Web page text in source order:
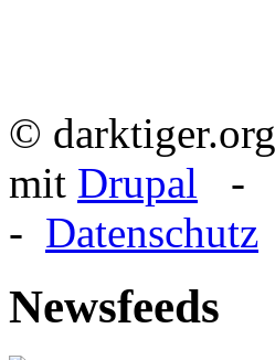
© darktiger.org
mit Drupal -
- Datenschutz
Newsfeeds